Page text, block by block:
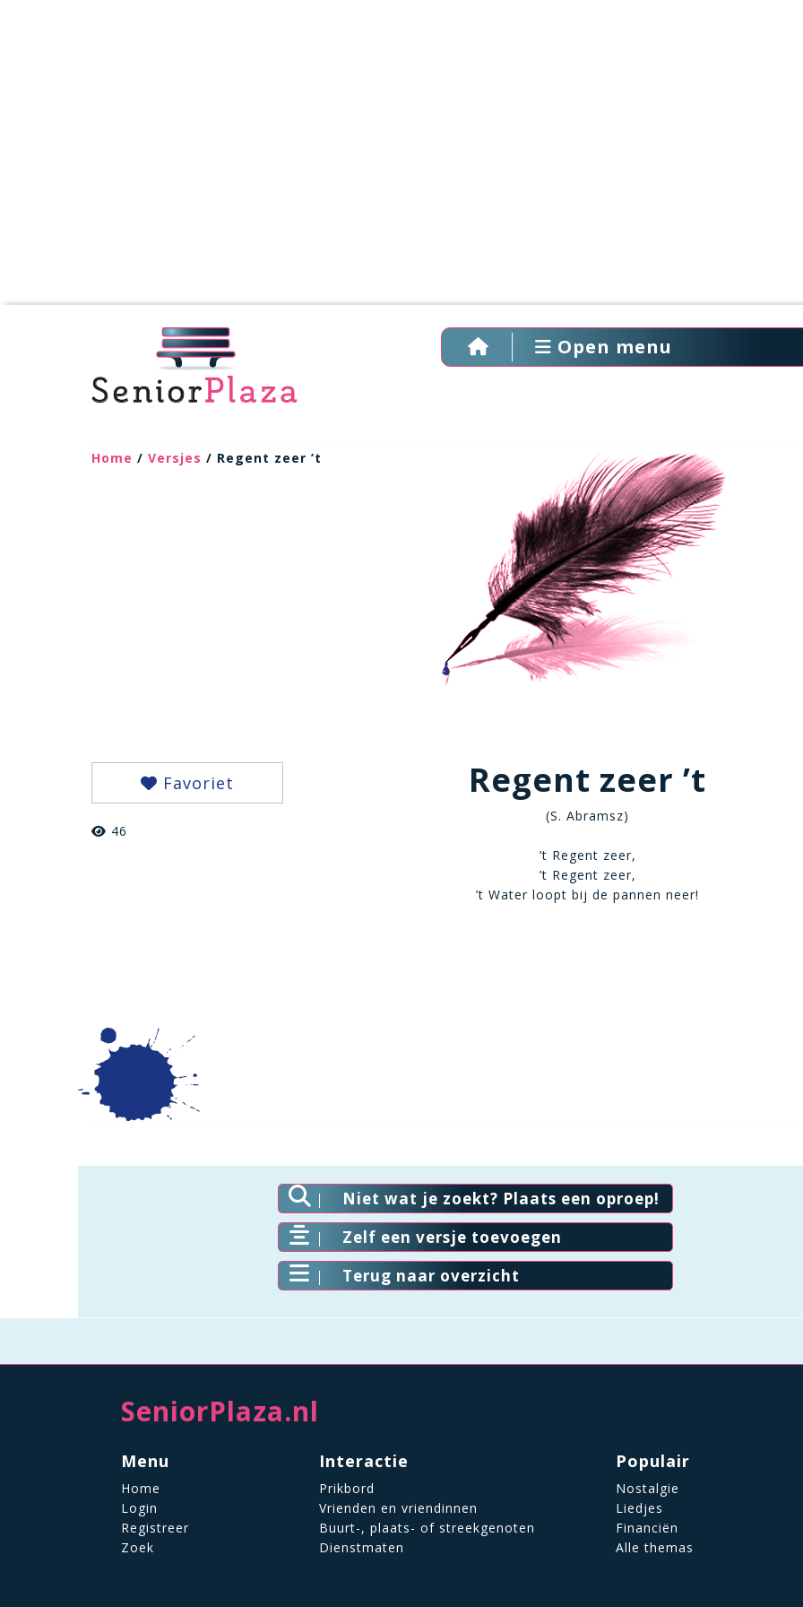
Open menu
Home / Versjes / Regent zeer ’t
Favoriet
46
Regent zeer ’t
(S. Abramsz)
’t Regent zeer,
’t Regent zeer,
’t Water loopt bij de pannen neer!
Niet wat je zoekt? Plaats een oproep!
Zelf een versje toevoegen
Terug naar overzicht
SeniorPlaza.nl
Menu
Home
Login
Registreer
Zoek
Interactie
Prikbord
Vrienden en vriendinnen
Buurt-, plaats- of streekgenoten
Dienstmaten
Populair
Nostalgie
Liedjes
Financiën
Alle themas